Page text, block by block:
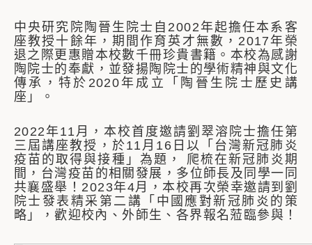
中央研究院陶晉生院士自2002年起擔任本系客
座教授十餘年，期間作育英才無數，2017年榮
退之際更惠贈本校數千冊珍貴書籍。本校為感謝
陶院士的奉獻，並發揚陶院士的學術精神與文化
傳承，特於2020年成立「陶晉生院士歷史講
座」。
2022年11月，本校首度邀請劉翠溶院士擔任第
三屆講座教授，於11月16日以「台灣新冠肺炎
疫苗的取得與接種」為題， 爬梳在新冠肺炎期
間，台灣疫苗的相關發展，多位師長及同學一同
共襄盛舉！2023年4月，本校再次榮幸邀請到劉
院士發表精采第二講「中國應對新冠肺炎的策
略」，歡迎校內、外師生、各界報名蒞臨參與！